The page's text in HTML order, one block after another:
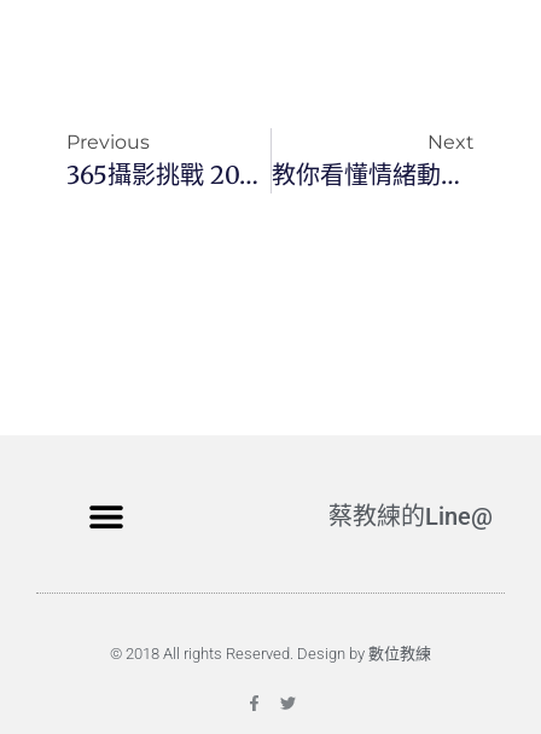
Previous
365攝影挑戰 20250629(日)180/365 Day3449
Next
教你看懂情緒動機地圖：從滑手機的感覺，到內容設計的底層策略
蔡教練的Line@
© 2018 All rights Reserved. Design by 數位教練